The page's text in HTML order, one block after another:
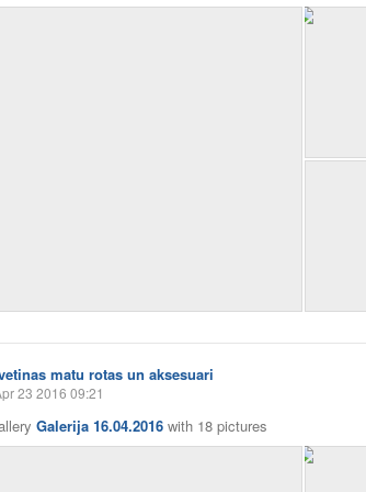
matu rotas un aksesuari
23 2016 09:21
Galerija 16.04.2016 with 18 pictures